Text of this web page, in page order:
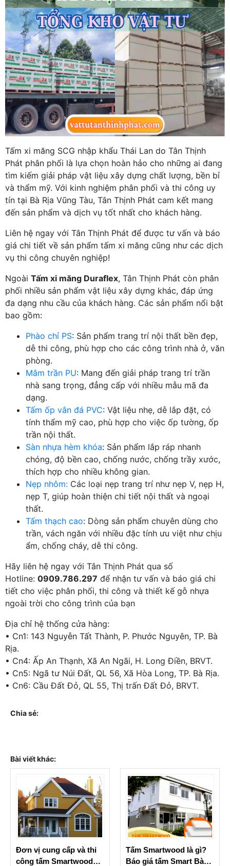
Tấm xi măng SCG nhập khẩu Thái Lan do Tân Thịnh
Phát phân phối là lựa chọn hoàn hảo cho những ai đang
tìm kiếm giải pháp vật liệu xây dựng chất lượng, bền bỉ
và thẩm mỹ. Với kinh nghiệm phân phối và thi công uy
tín tại Bà Rịa Vũng Tàu, Tân Thịnh Phát cam kết mang
đến sản phẩm và dịch vụ tốt nhất cho khách hàng.
Liên hệ ngay với Tân Thịnh Phát để được tư vấn và báo
giá chi tiết về sản phẩm tấm xi măng cũng như các dịch
vụ thi công chuyên nghiệp!
Ngoài Tấm xi măng Duraflex, Tân Thịnh Phát còn phân
phối nhiều sản phẩm vật liệu xây dựng khác, đáp ứng
đa dạng nhu cầu của khách hàng. Các sản phẩm nổi bật
bao gồm:
Phào chỉ PS: Sản phẩm trang trí nội thất bền đẹp,
dễ thi công, phù hợp cho các công trình nhà ở, văn
phòng.
Mâm trần PU: Mang đến giải pháp trang trí trần
nhà sang trọng, đẳng cấp với nhiều mẫu mã đa
dạng.
Tấm ốp vân đá PVC: Vật liệu nhẹ, dễ lắp đặt, có
tính thẩm mỹ cao, phù hợp cho việc ốp tường, ốp
trần nội thất.
Sàn nhựa hèm khóa: Sản phẩm lắp ráp nhanh
chóng, độ bền cao, chống nước, chống trầy xước,
thích hợp cho nhiều không gian.
Nẹp nhôm: Các loại nẹp trang trí như nẹp V, nẹp H,
nẹp T, giúp hoàn thiện chi tiết nội thất và ngoại
thất.
Tấm thạch cao: Dòng sản phẩm chuyên dùng cho
trần, vách ngăn với nhiều đặc tính ưu việt như chịu
ẩm, chống cháy, dễ thi công.
Hãy liên hệ ngay với Tân Thịnh Phát qua số
Hotline: 0909.786.297 để nhận tư vấn và báo giá chi
tiết cho việc phân phối, thi công và thiết kế gỗ nhựa
ngoài trời cho công trình của bạn
Địa chỉ hệ thống cửa hàng:
• Cn1: 143 Nguyễn Tất Thành, P. Phước Nguyên, TP. Bà
Rịa.
• Cn4: Ấp An Thạnh, Xã An Ngãi, H. Long Điền, BRVT.
• Cn5: Ngã tư Núi Đất, QL 56, Xã Hòa Long, TP. Bà Rịa.
• Cn6: Cầu Đất Đỏ, QL 55, Thị trấn Đất Đỏ, BRVT.
Chia sẻ:
Bài viết khác:
Đơn vị cung cấp và thi
công tấm Smartwood
Tấm Smartwood là gì?
Báo giá tấm Smart Bà